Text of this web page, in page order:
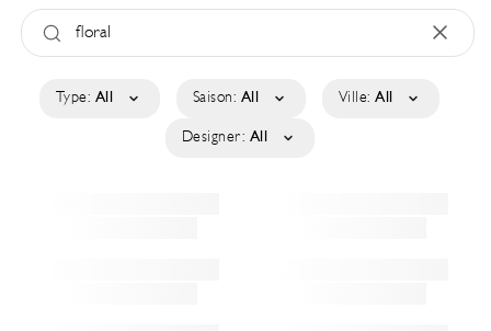
Type: All Saison: All Ville: All
Designer: All